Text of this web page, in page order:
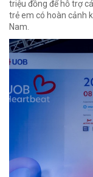
triệu đồng để hỗ trợ
trẻ em có hoàn cảnh
Nam.